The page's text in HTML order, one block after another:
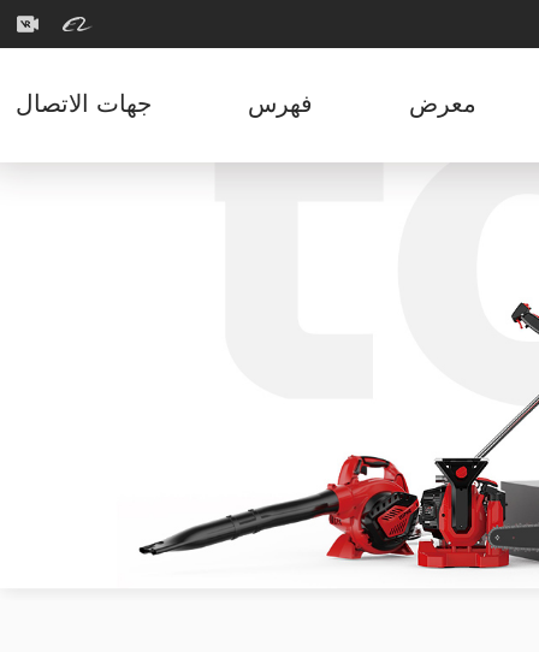
معرض فهرس جهات الاتصال